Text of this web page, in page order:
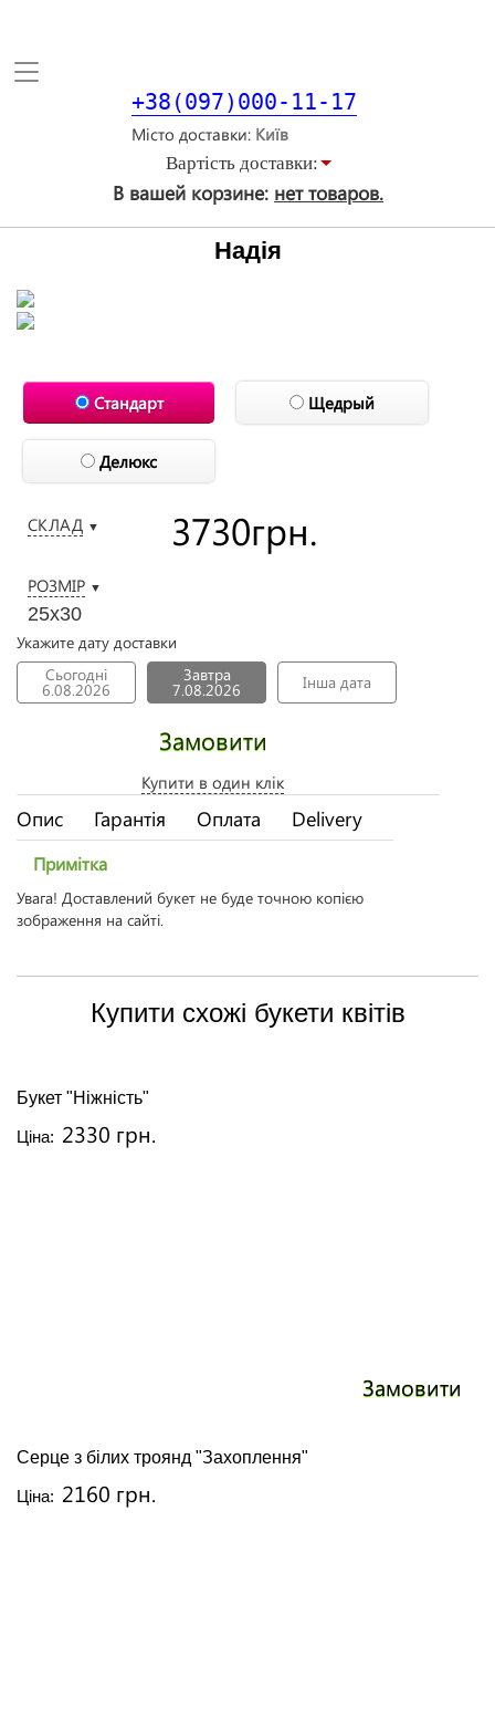
Toggle
+38(097)000-11-17
Місто доставки
Вартiсть доставки:
В вашей корзине: нет товаров.
Надія
Стандарт Щедрый
Делюкс
СКЛАД ▼
РОЗМІР ▼
25х30
3730грн.
Укажите дату доставки
Сьогодні
6.08.2026
Завтра
7.08.2026 Інша дата
Замовити
Купити в один клік
Опис Гарантія Оплата Delivery
Примітка
Увага! Доставлений букет не буде точною копією
зображення на сайті.
Купити схожі букети квітів
Букет "Ніжність"
Ціна: 2330 грн.
Замовити
Серце з білих троянд "Захоплення"
Ціна: 2160 грн.